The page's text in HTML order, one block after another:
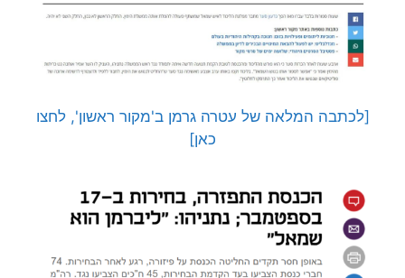
[לכתבה המלאה של עטרה גרמן ב'מקור ראשון', לחצו
כאן]